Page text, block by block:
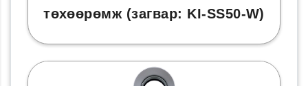
төхөөрөмж (загвар: KI-SS50-W)